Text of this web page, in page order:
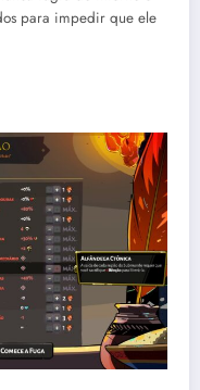
para impedir que ele